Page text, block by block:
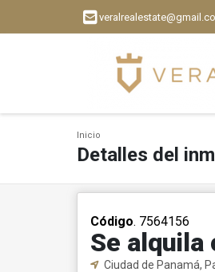
Inicio
Detalles del
Código. 7564156
Se alquila
Ciudad de Panamá,